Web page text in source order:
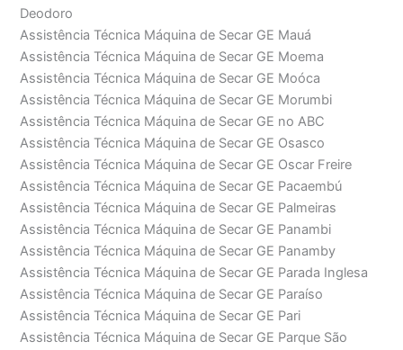
Deodoro
Assistência Técnica Máquina de Secar GE Mauá
Assistência Técnica Máquina de Secar GE Moema
Assistência Técnica Máquina de Secar GE Moóca
Assistência Técnica Máquina de Secar GE Morumbi
Assistência Técnica Máquina de Secar GE no ABC
Assistência Técnica Máquina de Secar GE Osasco
Assistência Técnica Máquina de Secar GE Oscar Freire
Assistência Técnica Máquina de Secar GE Pacaembú
Assistência Técnica Máquina de Secar GE Palmeiras
Assistência Técnica Máquina de Secar GE Panambi
Assistência Técnica Máquina de Secar GE Panamby
Assistência Técnica Máquina de Secar GE Parada Inglesa
Assistência Técnica Máquina de Secar GE Paraíso
Assistência Técnica Máquina de Secar GE Pari
Assistência Técnica Máquina de Secar GE Parque São